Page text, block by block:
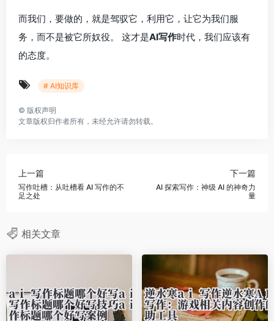
而我们，要做的，就是驾驭它，利用它，让它为我们服
务，而不是被它所奴役。 这才是AI写作时代，我们应该有
的态度。
# AI知识库
© 版权声明
文章版权归作者所有，未经允许请勿转载。
上一篇
写作吐槽：从吐槽看 AI 写作的不
足之处
下一篇
AI 探索写作：神级 AI 的神奇力
量
相关文章